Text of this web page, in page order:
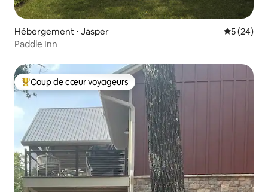
Hébergement ⋅ Jasper
5 (24)
Paddle Inn
Coups de cœur voyageurs les plus appréciés
Coup de cœur voyageurs